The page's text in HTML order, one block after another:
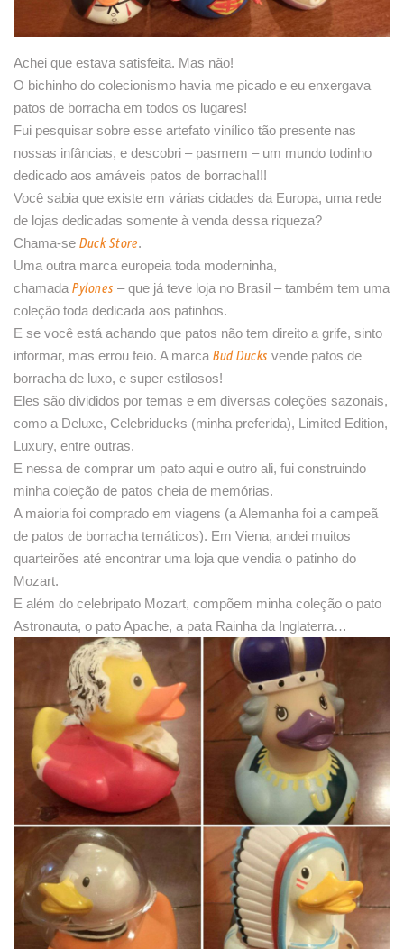
Achei que estava satisfeita. Mas não!
O bichinho do colecionismo havia me picado e eu enxergava
patos de borracha em todos os lugares!
Fui pesquisar sobre esse artefato vinílico tão presente nas
nossas infâncias, e descobri – pasmem – um mundo todinho
dedicado aos amáveis patos de borracha!!!
Você sabia que existe em várias cidades da Europa, uma rede
de lojas dedicadas somente à venda dessa riqueza?
Chama-se Duck Store.
Uma outra marca europeia toda moderninha,
chamadaPylones – que já teve loja no Brasil – também tem uma
coleção toda dedicada aos patinhos.
E se você está achando que patos não tem direito a grife, sinto
informar, mas errou feio. A marcaBud Ducks vende patos de
borracha de luxo, e super estilosos!
Eles são divididos por temas e em diversas coleções sazonais,
como a Deluxe, Celebriducks (minha preferida), Limited Edition,
Luxury, entre outras.
E nessa de comprar um pato aqui e outro ali, fui construindo
minha coleção de patos cheia de memórias.
A maioria foi comprado em viagens (a Alemanha foi a campeã
de patos de borracha temáticos). Em Viena, andei muitos
quarteirões até encontrar uma loja que vendia o patinho do
Mozart.
E além do celebripato Mozart, compõem minha coleção o pato
Astronauta, o pato Apache, a pata Rainha da Inglaterra…